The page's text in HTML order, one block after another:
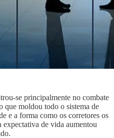
se principalmente no combate
que moldou todo o sistema de
e a forma como os corretores os
de vida aumentou